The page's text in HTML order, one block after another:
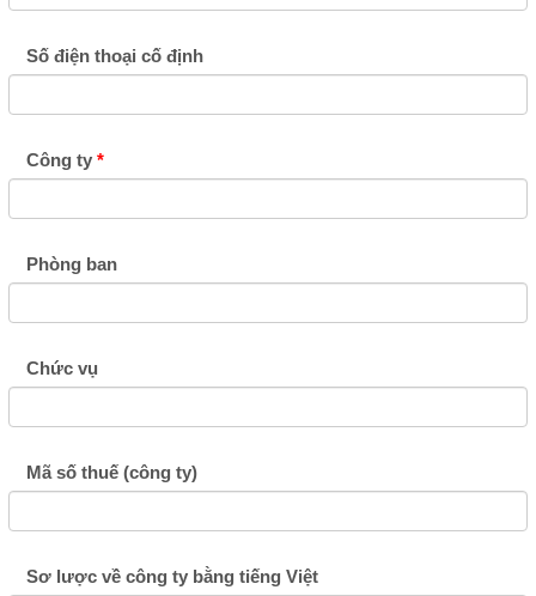
Số điện thoại cố định
Công ty
Phòng ban
Chức vụ
Mã số thuế (công ty)
Sơ lược về công ty bằng tiếng Việt